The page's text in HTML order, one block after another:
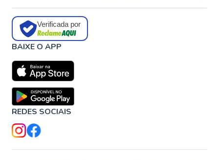
Verificada por
BAIXE O APP
REDES SOCIAIS